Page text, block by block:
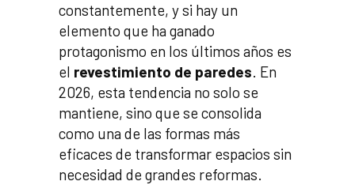
constantemente, y si hay un
elemento que ha ganado
protagonismo en los últimos años es
el revestimiento de paredes. En
2026, esta tendencia no solo se
mantiene, sino que se consolida
como una de las formas más
eficaces de transformar espacios sin
necesidad de grandes reformas.